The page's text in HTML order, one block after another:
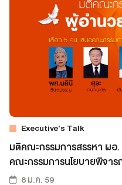
Executive's Talk
มติคณะกรรมการสรรหา ผอ.
คณะกรรมการนโยบายพิจา
8 ม.ค. 59